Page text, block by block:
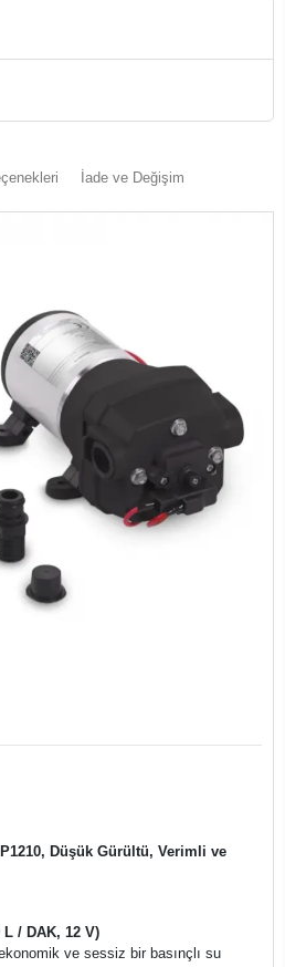
İade ve Değişim
Düşük Gürültü, Verimli ve
L / DAK, 12 V)
ve sessiz bir basınçlı su